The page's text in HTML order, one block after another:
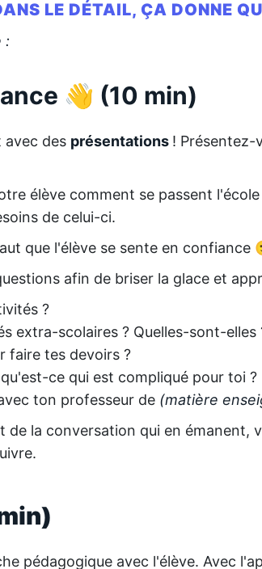
LE DÉTAIL, ÇA DONNE
:
👋 (10 min)
avec des présentations ! Présentez-
élève comment se passent
de celui-ci.
que l'élève se sente en confiance
afin de briser la glace et
?
extra-scolaires ? Quelles-sont-elles
faire tes devoirs ?
ce qui est compliqué pour toi ?
ton professeur de (matière
de la conversation qui en émanent,
pédagogique avec l'élève. Avec